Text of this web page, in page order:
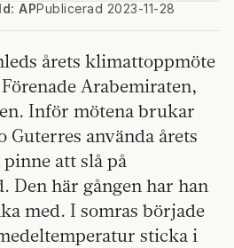
Publicerad 2023-11-28
AP
årets klimattoppmöte
Arabemiraten,
Inför mötena brukar
använda årets
att slå på
Den här gången har han
med. I somras började
sticka i